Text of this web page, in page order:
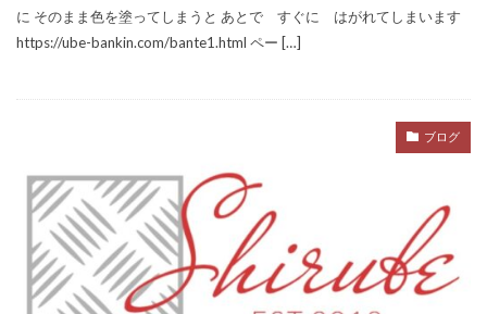
に そのまま色を塗ってしまうと あとで すぐに はがれてしまいます
https://ube-bankin.com/bante1.html ペー […]
ブログ